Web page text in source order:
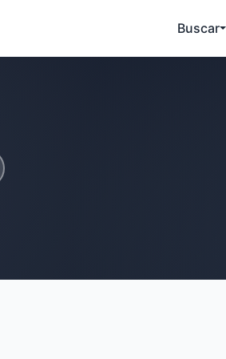
Buscar